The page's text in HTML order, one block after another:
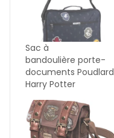
Sac à
bandoulière porte-
documents Poudlard
Harry Potter